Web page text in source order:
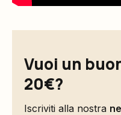
Vuoi un
20€?
Iscriviti alla nostra